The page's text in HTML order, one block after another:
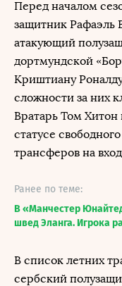
Перед началом
защитник Рафаэль
атакующий
дортмундской
Криштиану
сложности за них
Вратарь Том
статусе
трансферов на
Ранее по теме:
В «Манчестер
швед Эланга. Игрока
В список летних
сербский